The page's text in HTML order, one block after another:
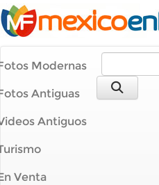
Modernas
Antiguas
Antiguos
Venta